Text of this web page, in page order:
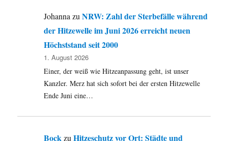
Johanna zuNRW: Zahl der Sterbefälle während
der Hitzewelle im Juni 2026 erreicht neuen
Höchststand seit 2000
1. August 2026
Einer, der weiß wie Hitzeanpassung geht, ist unser
Kanzler. Merz hat sich sofort bei der ersten Hitzewelle
Ende Juni eine…
BockzuHitzeschutz vor Ort: Städte und